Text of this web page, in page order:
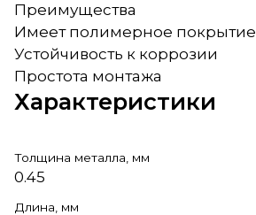
Преимущества
Имеет полимерное покрытие
Устойчивость к коррозии
Простота монтажа
Характеристики
Толщина металла, мм
0.45
Длина, мм